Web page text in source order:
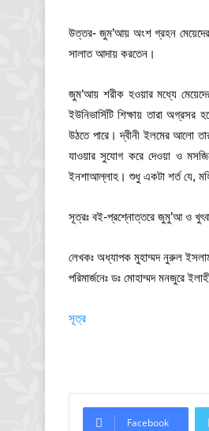
উত্তর- জুম’আয় অংশ গ্রহন
সালাত আদায় করতেন।
জুম’আয় শরীক হওয়ার মধ্যে
ইউনিভার্সিটি শিক্ষায় তারা
উঠতে পারে। দ্বীনী ইলমের আলো
যাওয়ার সুযোগ করে দেওয়া ও
ইনশাআল্লাহ। শুধু একটা শর্ত যে,
সূত্রঃ বই-প্রশ্নোত্তরে জুমু’আ ও
লেখকঃ অধ্যাপক মুহাম্মদ নুরুল
পরিমার্জনেঃ ডঃ মোহাম্মদ মনজুরে
সূত্র
Facebook